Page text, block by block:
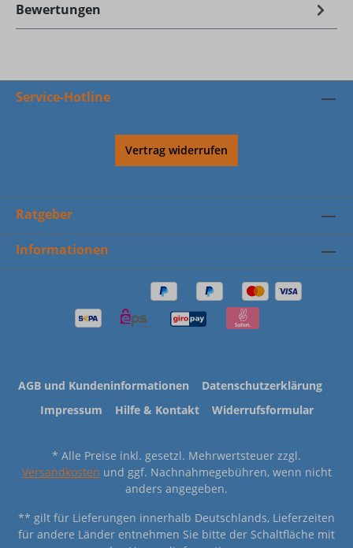
Bewertungen
Service-Hotline
Vertrag widerrufen
Ratgeber
Informationen
AGB und Kundeninformationen
Datenschutzerklärung
Impressum
Hilfe & Kontakt Widerrufsformular
* Alle Preise inkl. gesetzl. Mehrwertsteuer zzgl.
Versandkosten und ggf. Nachnahmegebühren, wenn nicht
anders angegeben.
** gilt für Lieferungen innerhalb Deutschlands, Lieferzeiten
für andere Länder entnehmen Sie bitte der Schaltfläche mit